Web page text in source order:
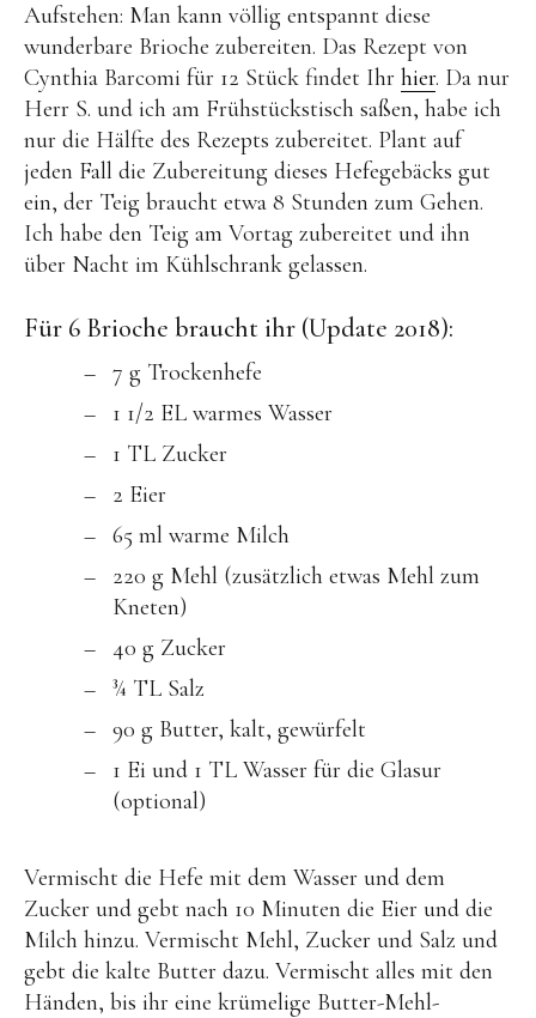
Aufstehen: Man kann völlig entspannt diese
wunderbare Brioche zubereiten. Das Rezept von
Cynthia Barcomi für 12 Stück findet Ihr hier. Da nur
Herr S. und ich am Frühstückstisch saßen, habe ich
nur die Hälfte des Rezepts zubereitet. Plant auf
jeden Fall die Zubereitung dieses Hefegebäcks gut
ein, der Teig braucht etwa 8 Stunden zum Gehen.
Ich habe den Teig am Vortag zubereitet und ihn
über Nacht im Kühlschrank gelassen.
Für 6 Brioche braucht ihr (Update 2018):
7 g Trockenhefe
1 1/2 EL warmes Wasser
1 TL Zucker
2 Eier
65 ml warme Milch
220 g Mehl (zusätzlich etwas Mehl zum
Kneten)
40 g Zucker
¾ TL Salz
90 g Butter, kalt, gewürfelt
1 Ei und 1 TL Wasser für die Glasur
(optional)
Vermischt die Hefe mit dem Wasser und dem
Zucker und gebt nach 10 Minuten die Eier und die
Milch hinzu. Vermischt Mehl, Zucker und Salz und
gebt die kalte Butter dazu. Vermischt alles mit den
Händen, bis ihr eine krümelige Butter-Mehl-